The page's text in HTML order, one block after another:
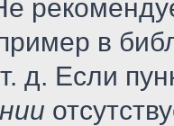
в
д. Если